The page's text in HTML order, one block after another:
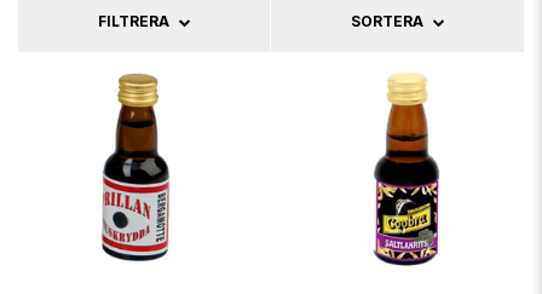
FILTRERA SORTERA